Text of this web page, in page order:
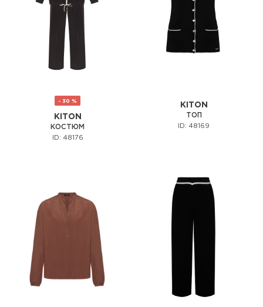
- 30 %
KITON
КОСТЮМ
ID: 48176
KITON
ТОП
ID: 48169